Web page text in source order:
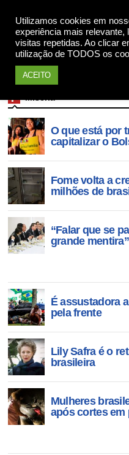
Utilizamos cookies em
experiência mais relevante,
visitas repetidas. Ao clicar
utilização de TODOS os
ACEITO
O que está por
capitalizar o
Fome volta a
milhões de
“Falar que se
grande
É assustadora
pela frente
Lily Safra é o
brasileira
Mulheres
após cortes